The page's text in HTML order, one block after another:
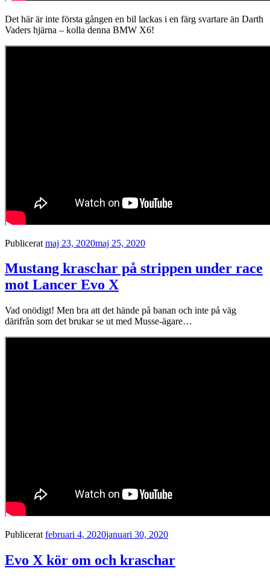
Det här är inte första gången en bil lackas i en färg svartare än Darth
Vaders hjärna – kolla denna BMW X6!
Publicerat maj 23, 2020maj 25, 2020
Mustang kraschar på strippen under race
mot Lancer Evo X
Vad onödigt! Men bra att det hände på banan och inte på väg
därifrån som det brukar se ut med Musse-ägare…
Publicerat februari 4, 2020januari 30, 2020
Evo X kör om och kraschar